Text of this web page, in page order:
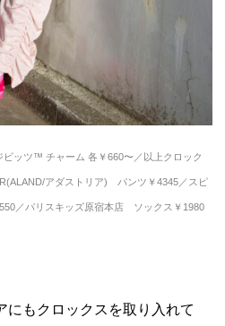
ビッツ™ チャーム 各￥660〜／以上クロック
アダストリア) パンツ￥4345／スピ
／パリスキッズ原宿本店 ソックス￥1980
にもクロックスを取り入れて